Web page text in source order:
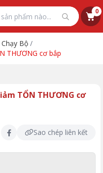
0
Bộ /
THƯƠNG cơ bắp
TỔN THƯƠNG cơ
Sao chép liên kết